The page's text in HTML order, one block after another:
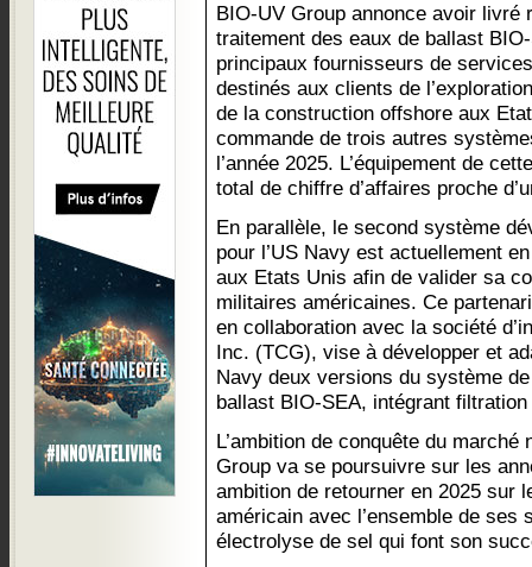
BIO-UV Group annonce avoir
traitement des eaux de ballast
principaux fournisseurs de
destinés aux clients de
de la construction offshore aux
commande de trois autres
l’année 2025. L’équipement de
total de chiffre d’affaires proche
En parallèle, le second système
pour l’US Navy est actuellement
aux Etats Unis afin de valider sa
militaires américaines. Ce
en collaboration avec la société
Inc. (TCG), vise à développer et
Navy deux versions du système
ballast BIO-SEA, intégrant
L’ambition de conquête du
Group va se poursuivre sur les
ambition de retourner en 2025 sur
américain avec l’ensemble de ses
électrolyse de sel qui font son